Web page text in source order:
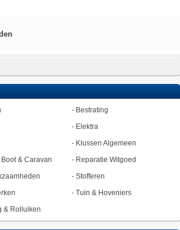
- Bestrating
- Elektra
- Klussen Algemeen
& Caravan - Reparatie Witgoed
- Stofferen
- Tuin & Hoveniers
& Rolluiken